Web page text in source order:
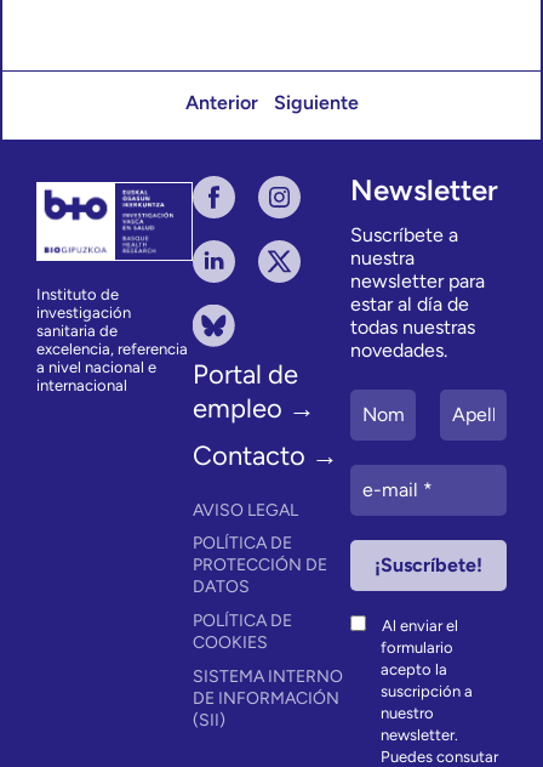
Anterior Siguiente
Instituto de
investigación
sanitaria de
excelencia, referencia
a nivel nacional e
internacional
Portal de
empleo →
Contacto →
AVISO LEGAL
POLÍTICA DE
PROTECCIÓN DE
DATOS
POLÍTICA DE
COOKIES
SISTEMA INTERNO
DE INFORMACIÓN
(SII)
Newsletter
Suscríbete a
nuestra
newsletter para
estar al día de
todas nuestras
novedades.
Al enviar el
formulario
acepto la
suscripción a
nuestro
newsletter.
Puedes consutar